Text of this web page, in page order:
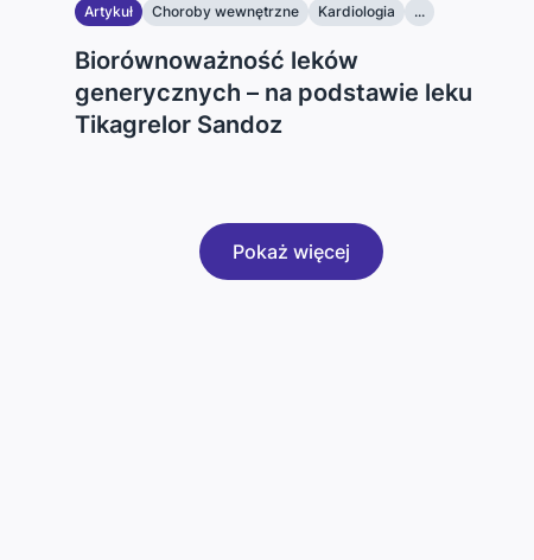
Artykuł Choroby wewnętrzne Kardiologia ...
Biorównoważność leków
generycznych – na podstawie leku
Tikagrelor Sandoz
Pokaż więcej